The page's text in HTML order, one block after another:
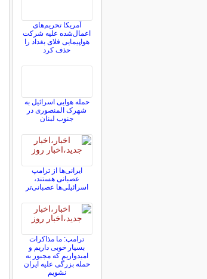
آمریکا تحریم‌های
اعمال‌شده علیه شرکت
هواپیمایی فلای بغداد را
حذف کرد
حمله هوایی اسرائیل به
شهرک المنصوری در
جنوب لبنان
ایرانی‌ها از ترامپ
عصبانی هستند،
اسرائیلی‌ها عصبانی‌تر
ترامپ: ما مذاکرات
بسیار خوبی داریم و
امیدواریم که مجبور به
حمله بزرگی علیه ایران
نشویم